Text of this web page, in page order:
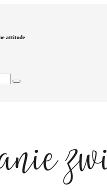
attitude